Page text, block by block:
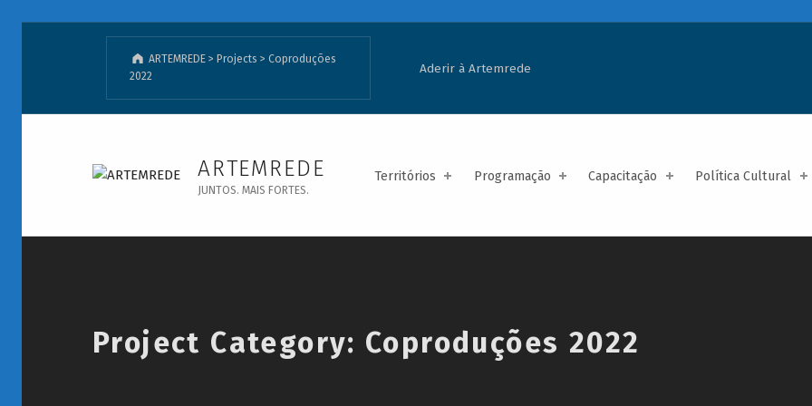
Coproduções 2022 - ARTEMREDE
ARTEMREDE
JUNTOS. MAIS FORTES.
Territórios Programação Capacitação Política Cultural
ARTEMREDE > Projects >Coproduções
2022
Aderir à Artemrede
Introduction
Project Category: Coproduções 2022